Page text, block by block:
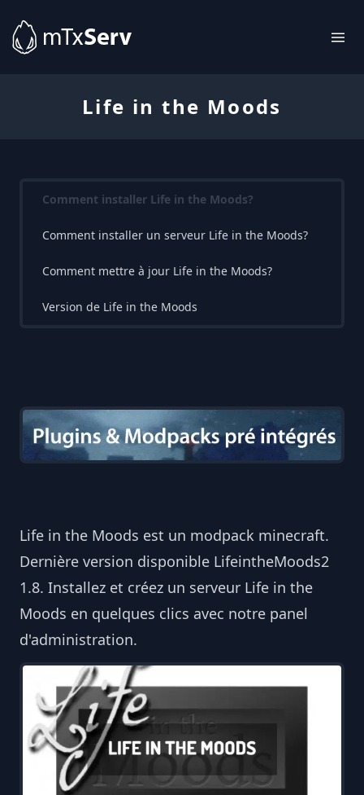
Life in the Moods
Comment installer Life in the Moods?
Comment installer un serveur Life in the Moods?
Comment mettre à jour Life in the Moods?
Version de Life in the Moods
Life in the Moods est un modpack minecraft.
Dernière version disponible LifeintheMoods2
1.8. Installez et créez un serveur Life in the
Moods en quelques clics avec notre panel
d'administration.